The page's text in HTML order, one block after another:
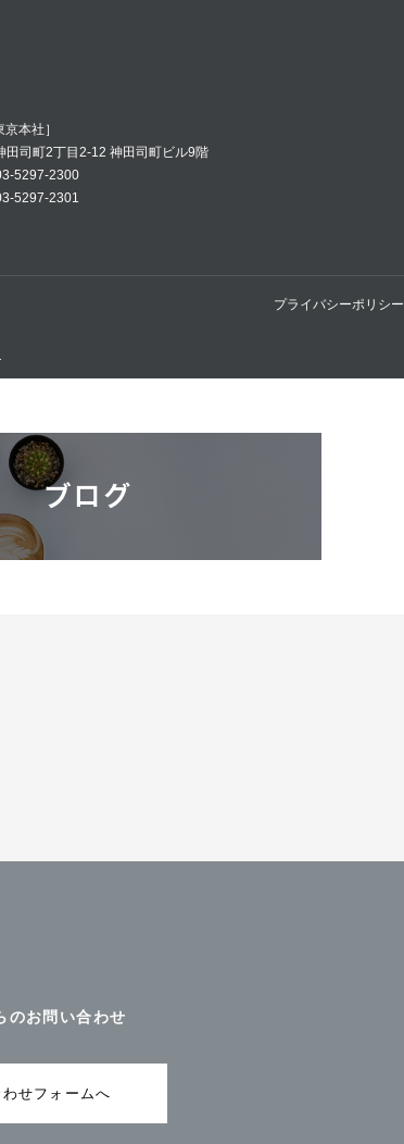
京本社］
司町2丁目2-12 神田司町ビル9階
5297-2300
5297-2301
プライバシーポリシー
のお問い合わせ
せフォームへ